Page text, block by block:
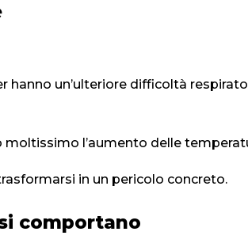
hanno un’ulteriore difficoltà
l’aumento delle
in un pericolo concreto.
comportano